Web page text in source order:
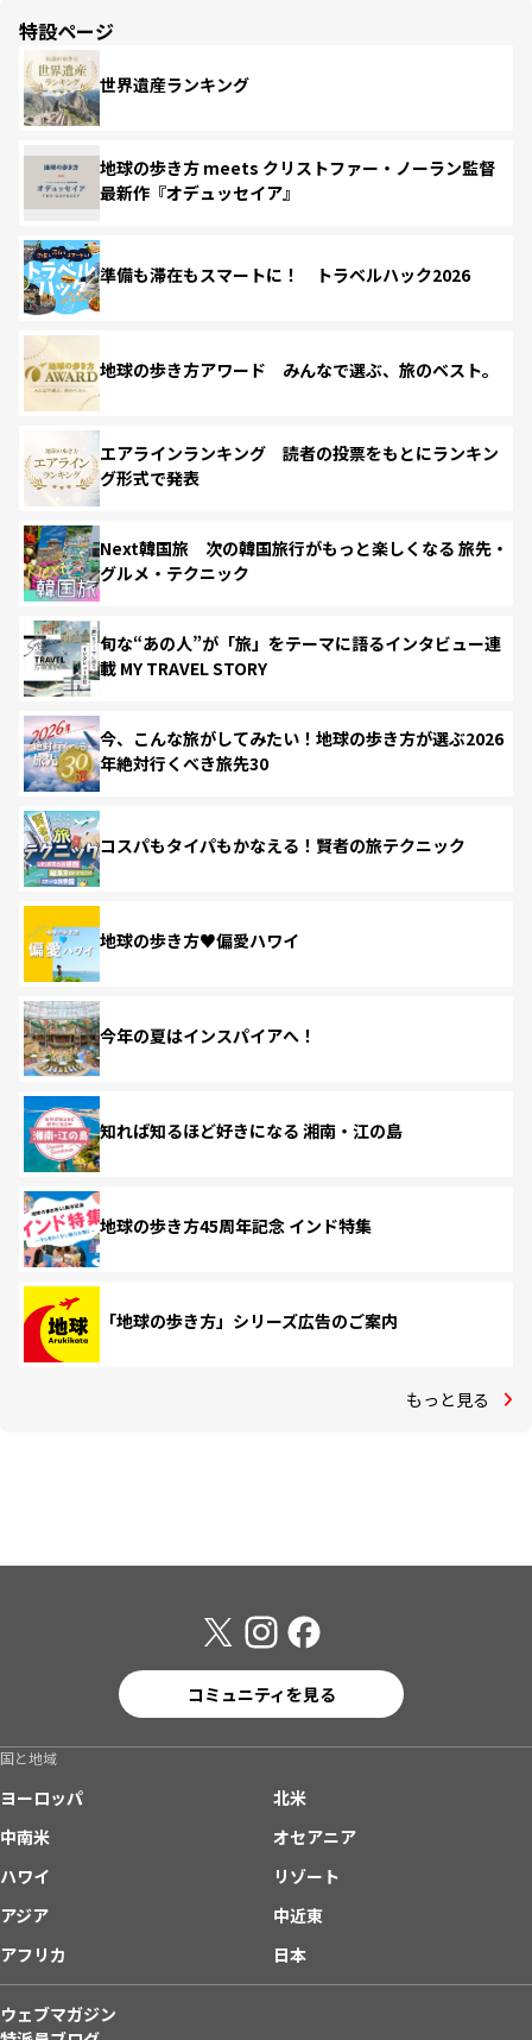
特設ページ
世界遺産ランキング
地球の歩き方 meets クリストファー・ノーラン監督
最新作『オデュッセイア』
準備も滞在もスマートに！ トラベルハック2026
地球の歩き方アワード みんなで選ぶ、旅のベスト。
エアラインランキング 読者の投票をもとにランキン
グ形式で発表
Next韓国旅 次の韓国旅行がもっと楽しくなる 旅先・
グルメ・テクニック
旬な“あの人”が「旅」をテーマに語るインタビュー連
載 MY TRAVEL STORY
今、こんな旅がしてみたい！地球の歩き方が選ぶ2026
年絶対行くべき旅先30
コスパもタイパもかなえる！賢者の旅テクニック
地球の歩き方♥偏愛ハワイ
今年の夏はインスパイアへ！
知れば知るほど好きになる 湘南・江の島
地球の歩き方45周年記念 インド特集
「地球の歩き方」シリーズ広告のご案内
もっと見る
コミュニティを見る
国と地域
ヨーロッパ
北米
中南米
オセアニア
ハワイ
リゾート
アジア
中近東
アフリカ
日本
ウェブマガジン